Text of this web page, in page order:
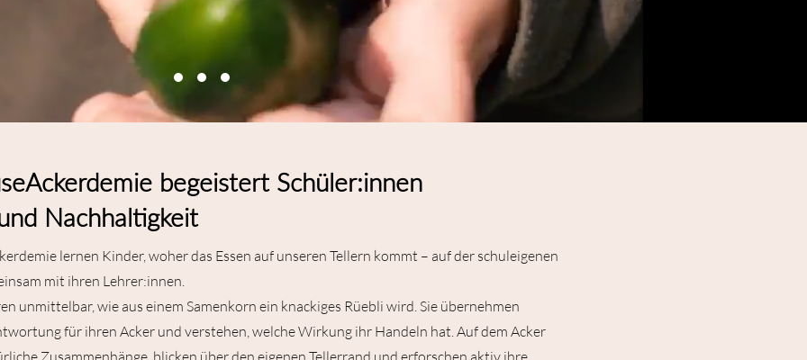
begeistert Schüler:innen
Nachhaltigkeit
lernen Kinder, woher das Essen auf unseren Tellern kommt – auf der schuleigenen
mit ihren Lehrer:innen.
unmittelbar, wie aus einem Samenkorn ein knackiges Rüebli wird. Sie übernehmen
für ihren Acker und verstehen, welche Wirkung ihr Handeln hat. Auf dem Acker
Zusammenhänge, blicken über den eigenen Tellerrand und erforschen aktiv ihre